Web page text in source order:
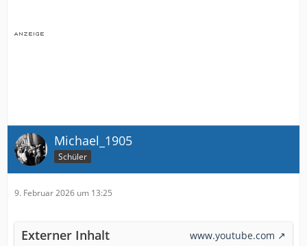
Michael_1905
Schüler
9. Februar 2026 um 13:25
Externer Inhalt
www.youtube.com